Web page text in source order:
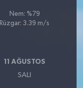
Nem: %79
Rüzgar: 3.39 m/s
11 AĞUSTOS
SALI